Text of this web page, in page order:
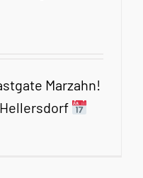
Marzahn!